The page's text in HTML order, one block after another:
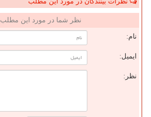
نظر شما در مورد این مطلب
نام:
ایمیل:
نظر: